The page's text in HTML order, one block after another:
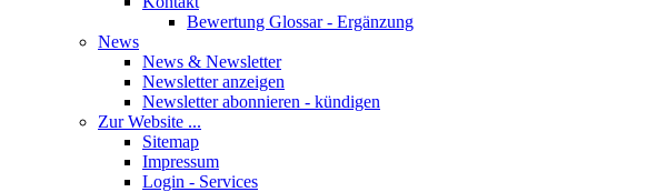
Bewertung Glossar - Ergänzung
News
News & Newsletter
Newsletter anzeigen
Newsletter abonnieren - kündigen
Zur Website ...
Sitemap
Impressum
Login - Services